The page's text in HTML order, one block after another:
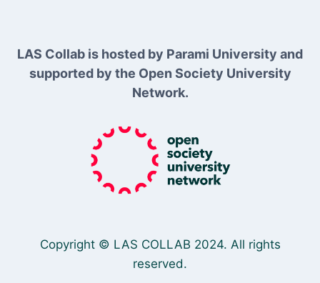
LAS Collab is hosted by Parami University and
supported by the Open Society University
Network.
Copyright © LAS COLLAB 2024. All rights
reserved.